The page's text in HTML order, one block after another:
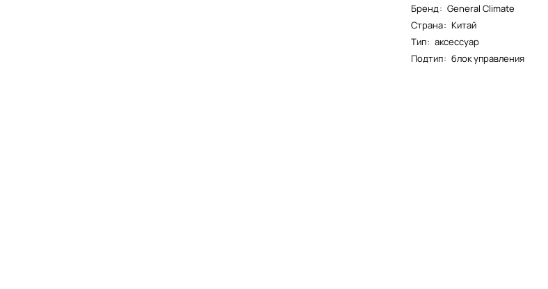
Бренд: General Climate
Страна: Китай
Тип: аксессуар
Подтип: блок управления